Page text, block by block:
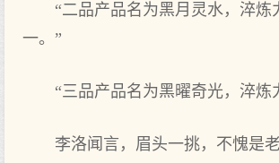
“二品产品名为黑月灵水，淬炼
一。”
“三品产品名为黑曜奇光，淬炼
李洛闻言，眉头一挑，不愧是